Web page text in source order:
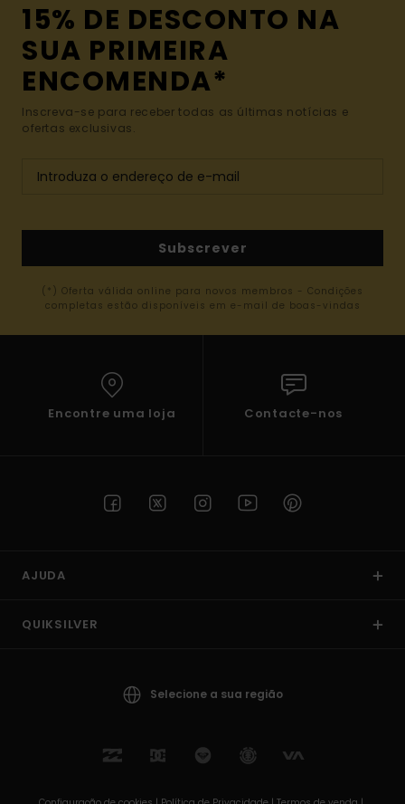
15% DE DESCONTO NA
SUA PRIMEIRA
ENCOMENDA*
Inscreva-se para receber todas as últimas notícias e
ofertas exclusivas.
Subscrever
(*) Oferta válida online para novos membros - Condições
completas estão disponíveis em e-mail de boas-vindas
Encontre uma loja Contacte-nos
AJUDA
QUIKSILVER
Selecione a sua região